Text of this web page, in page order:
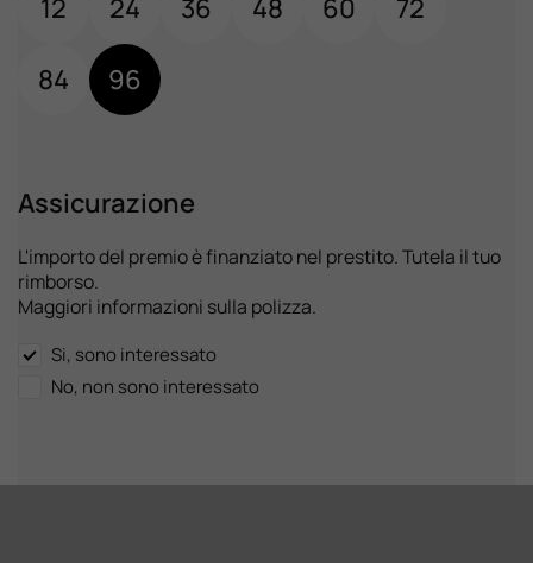
12 24 36 48 60
72
84
96
Assicurazione
L'importo del premio è finanziato nel prestito. Tutela il tuo
rimborso.
Maggiori informazioni sulla polizza.
Si, sono interessato
No, non sono interessato